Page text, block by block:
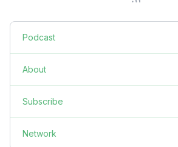
Podcast
About
Subscribe
Network